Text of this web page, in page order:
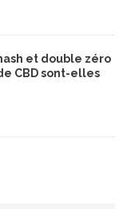
et double zéro
CBD sont-elles